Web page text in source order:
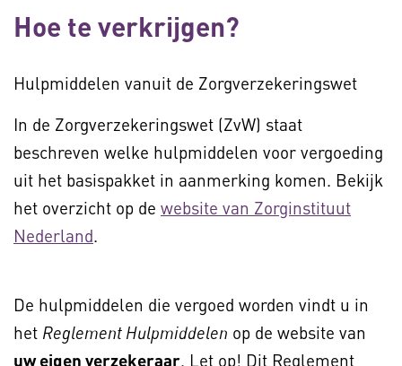
Hoe te verkrijgen?
Hulpmiddelen vanuit de Zorgverzekeringswet
In de Zorgverzekeringswet (ZvW) staat
beschreven welke hulpmiddelen voor vergoeding
uit het basispakket in aanmerking komen. Bekijk
het overzicht op de website van Zorginstituut
Nederland.
De hulpmiddelen die vergoed worden vindt u in
het Reglement Hulpmiddelen op de website van
uw eigen verzekeraar. Let op! Dit Reglement